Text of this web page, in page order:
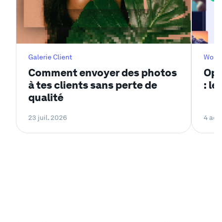
Galerie Client
Comment envoyer des photos
à tes clients sans perte de
qualité
23 juil. 2026
: le
4